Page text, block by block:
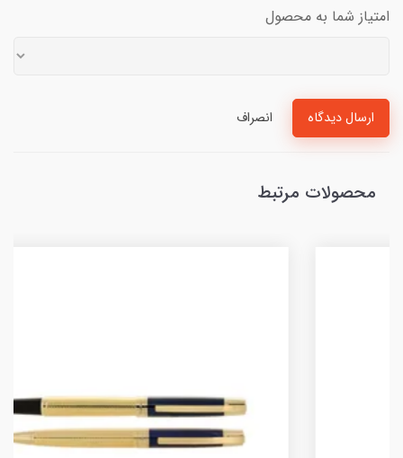
امتیاز شما به محصول
ارسال دیدگاه انصراف
محصولات مرتبط